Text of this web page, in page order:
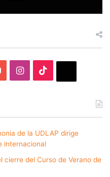
YouTubeInstagram
de la UDLAP dirige
internacional
del Curso de Verano de